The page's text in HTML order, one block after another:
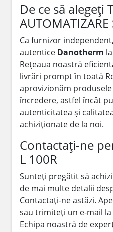
De ce să alegeți
AUTOMATIZARE
Ca furnizor
autentice Danotherm
Rețeaua noastră
livrări prompt în toată
aprovizionăm
încredere, astfel încât
autenticitatea și
achiziționate de la noi.
Contactați-ne
L 100R
Sunteți pregătit să
de mai multe detalii
Contactați-ne astăzi.
sau trimiteți un e-mail la
Echipa noastră de